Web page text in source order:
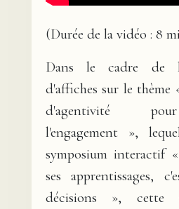
(Durée de la vidéo : 8
Dans le cadre de
d'affiches sur le thème
d'agentivité
l'engagement »,
symposium interactif
ses apprentissages,
décisions », cette